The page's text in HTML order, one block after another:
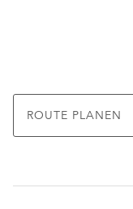
ROUTE PLANEN